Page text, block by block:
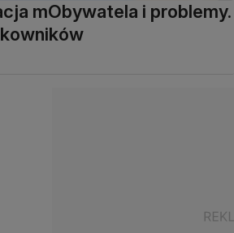
mObywatela i problemy.